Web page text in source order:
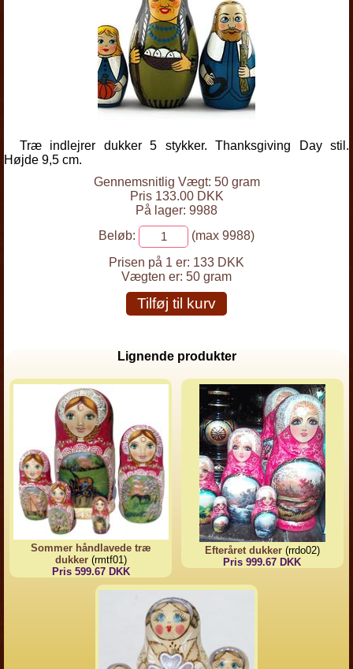
Træ indlejrer dukker 5 stykker. Thanksgiving Day stil.
Højde 9,5 cm.
Gennemsnitlig Vægt: 50 gram
Pris 133.00 DKK
På lager: 9988
Beløb:
(max 9988)
Prisen på 1 er: 133 DKK
Vægten er: 50 gram
Tilføj til kurv
Lignende produkter
Sommer håndlavede træ
dukker (rmtf01)
Pris 599.67 DKK
Efteråret dukker(rrdo02)
Pris 999.67 DKK